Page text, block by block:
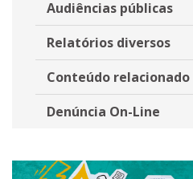
Audiências públicas
Relatórios diversos
Conteúdo relacionado
Denúncia On-Line